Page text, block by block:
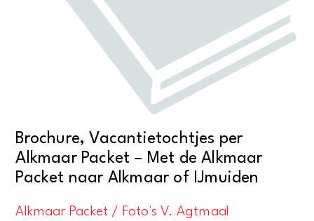
Brochure, Vacantietochtjes per
Alkmaar Packet – Met de Alkmaar
Packet naar Alkmaar of IJmuiden
Alkmaar Packet / Foto's V. Agtmaal